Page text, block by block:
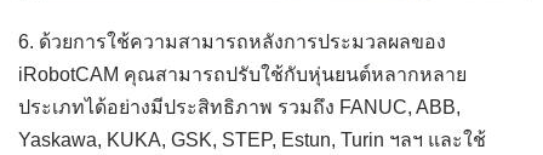
6. ด้วยการใช้ความสามารถหลังการประมวลผลของ
iRobotCAM คุณสามารถปรับใช้กับหุ่นยนต์หลากหลาย
ประเภทได้อย่างมีประสิทธิภาพ รวมถึง FANUC, ABB,
Yaskawa, KUKA, GSK, STEP, Estun, Turin ฯลฯ และใช้